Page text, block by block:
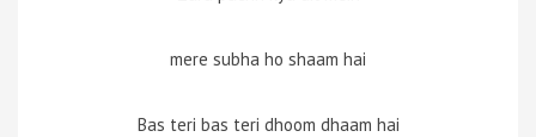
mere subha ho shaam hai
Bas teri bas teri dhoom dhaam hai